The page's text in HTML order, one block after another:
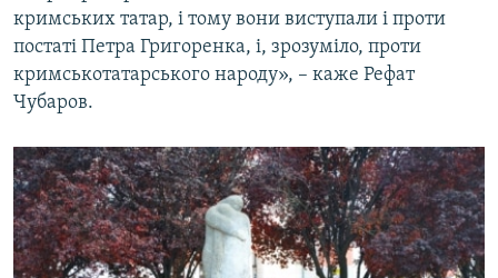
кримських татар, і тому вони виступали і проти
постаті Петра Григоренка, і, зрозуміло, проти
кримськотатарського народу», – каже Рефат
Чубаров.